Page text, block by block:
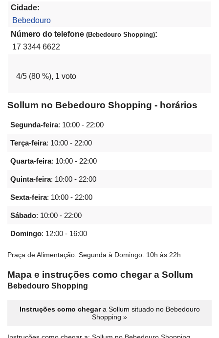
Cidade:
Bebedouro
Número do telefone (Bebedouro Shopping):
17 3344 6622
4/5 (80 %), 1 voto
Sollum no Bebedouro Shopping - horários
Segunda-feira: 10:00 - 22:00
Terça-feira: 10:00 - 22:00
Quarta-feira: 10:00 - 22:00
Quinta-feira: 10:00 - 22:00
Sexta-feira: 10:00 - 22:00
Sábado: 10:00 - 22:00
Domingo: 12:00 - 16:00
Praça de Alimentação: Segunda à Domingo: 10h às 22h
Mapa e instruções como chegar a Sollum
Bebedouro Shopping
Instruções como chegara Sollum situado no Bebedouro
Shopping »